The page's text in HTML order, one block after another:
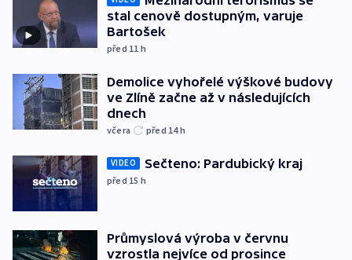
stal cenově dostupným, varuje
Bartošek
před 11 h
Demolice vyhořelé výškové budovy
ve Zlíně začne až v následujících
dnech
včera před 14h
VIDEO Sečteno: Pardubický kraj
před 15 h
Průmyslová výroba v červnu
vzrostla nejvíce od prosince